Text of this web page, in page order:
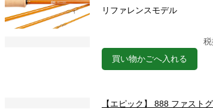
リファレンスモデル
買い物かごへ入れる
【エピック】 888 ファスト